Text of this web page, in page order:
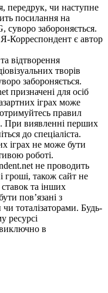
передрук, чи наступне
посилання на
суворо забороняється.
Я-Корреспондент є автор
відтворення
творів
забороняється.
призначені для осіб
іграх може
правил
При виявленні перших
до спеціаліста.
іграх не може бути
роботі.
не проводить
гроші, також сайт не
та інших
пов’язані з
тоталізаторами. Будь-
ресурсі
в